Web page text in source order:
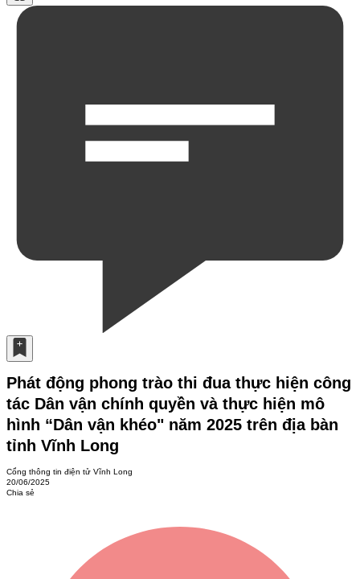
Phát động phong trào thi đua thực hiện công
tác Dân vận chính quyền và thực hiện mô
hình “Dân vận khéo" năm 2025 trên địa bàn
tỉnh Vĩnh Long
Cổng thông tin điện tử Vĩnh Long
20/06/2025
Chia sẻ